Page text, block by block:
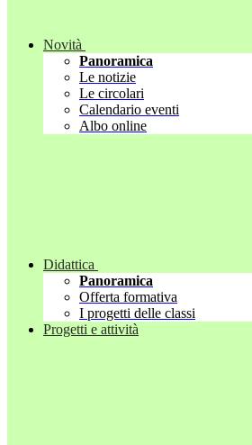
Novità
Panoramica
Le notizie
Le circolari
Calendario eventi
Albo online
Didattica
Panoramica
Offerta formativa
I progetti delle classi
Progetti e attività